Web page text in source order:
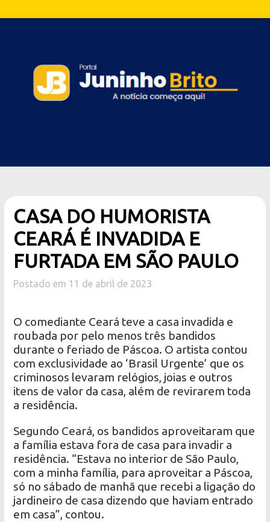
CASA DO HUMORISTA
CEARÁ É INVADIDA E
FURTADA EM SÃO PAULO
Postado em 11 de abril de 2023
O comediante Ceará teve a casa invadida e
roubada por pelo menos três bandidos
durante o feriado de Páscoa. O artista contou
com exclusividade ao ‘Brasil Urgente’ que os
criminosos levaram relógios, joias e outros
itens de valor da casa, além de revirarem toda
a residência.
Segundo Ceará, os bandidos aproveitaram que
a família estava fora de casa para invadir a
residência. “Estava no interior de São Paulo,
com a minha família, para aproveitar a Páscoa,
só no sábado de manhã que recebi a ligação do
jardineiro de casa dizendo que haviam entrado
em casa”, contou.